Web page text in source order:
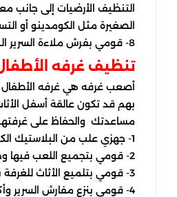
التنظيف الأرضيات إلى
الصغيرة مثل الكومدينو أو
8- قومي بفرش ملاءة السرير النظيفة وأكياس المخدات وافرشي السجاد الخاص بالغرفة .
تنظيف غرفه
أصعب غرفه هي غرفه الأطفال
بهم قد تكون عالقة أسفل
مساعدتك والحفاظ على
1- جهزي علب من البلاستيك الكبيرة الخاصة لوضع الملابس المتسخة والعاب الأطفال
2- قومي بتجميع اللعب فيها وخاصة القطع الصغيرة التي تسبب ازدحام ومنظر غير مرغوب فيه بالحجرة .
3- قومي بتلميع الأثاث للغرفة باستخدام ملمع خاص بذلك
4- قومي بنزع مفارش السرير وأكياس المخدات وقومي بفرش السرير بمفارش جديدة ونظيفة